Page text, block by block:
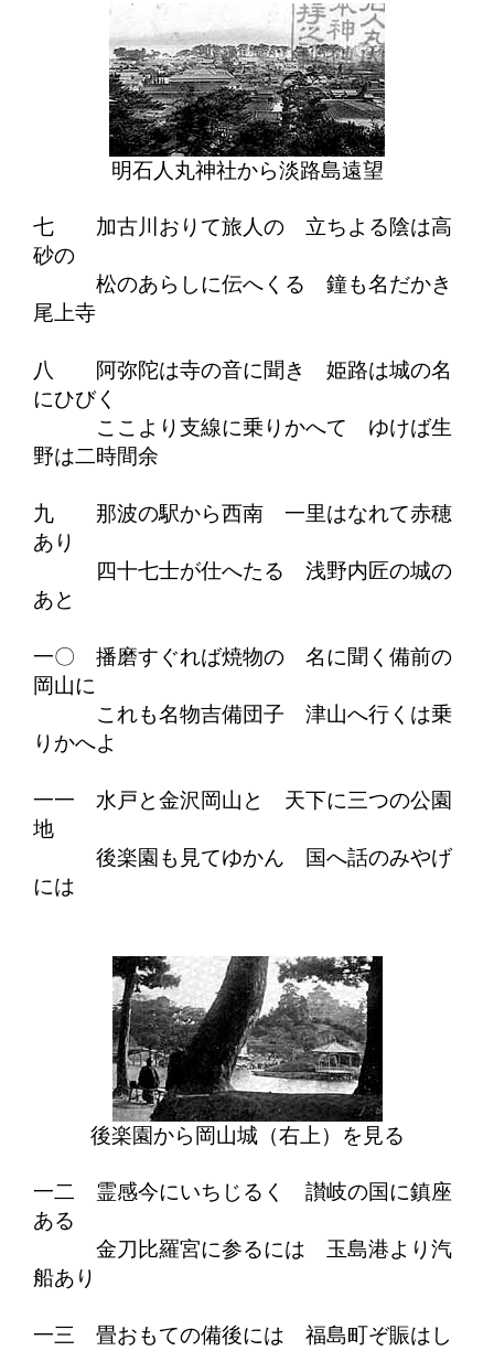
明石人丸神社から淡路島遠望
七 加古川おりて旅人の 立ちよる陰は高
砂の
松のあらしに伝へくる 鐘も名だかき
尾上寺
八 阿弥陀は寺の音に聞き 姫路は城の名
にひびく
ここより支線に乗りかへて ゆけば生
野は二時間余
九 那波の駅から西南 一里はなれて赤穂
あり
四十七士が仕へたる 浅野内匠の城の
あと
一〇 播磨すぐれば焼物の 名に聞く備前の
岡山に
これも名物吉備団子 津山へ行くは乗
りかへよ
一一 水戸と金沢岡山と 天下に三つの公園
地
後楽園も見てゆかん 国へ話のみやげ
には
後楽園から岡山城（右上）を見る
一二 霊感今にいちじるく 讃岐の国に鎮座
ある
金刀比羅宮に参るには 玉島港より汽
船あり
一三 畳おもての備後には 福島町ぞ賑はし